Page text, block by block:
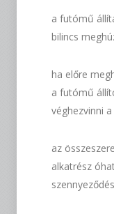
a futómű
bilincs
ha előre
a futómű
véghezvinni
az
alkatrész